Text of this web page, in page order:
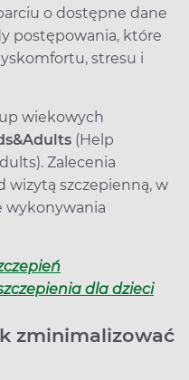
o dostępne dane
postępowania, które
stresu i
wiekowych
(Help
Zalecenia
wizytą szczepienną, w
wykonywania
dla dzieci
zminimalizować